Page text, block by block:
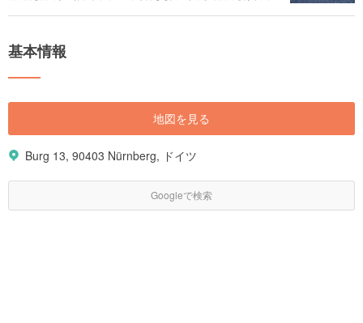
の見どころとおすすめ観光スポット、公共交通機関の情報から人気ご当地
介します。
基本情報
地図を見る
Burg 13, 90403 Nürnberg, ドイツ
Googleで検索